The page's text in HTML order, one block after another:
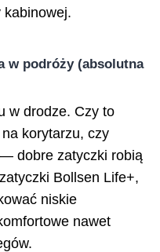
kabinowej.
w podróży (absolutna
w drodze. Czy to
korytarzu, czy
dobre zatyczki robią
Bollsen Life+,
niskie
nawet